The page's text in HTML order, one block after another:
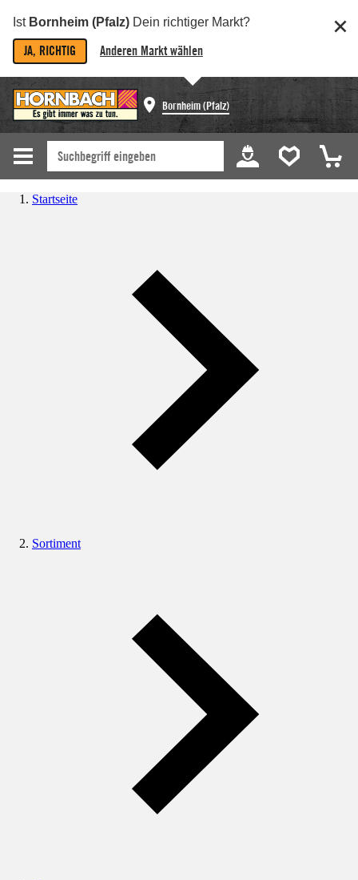
Ist Bornheim (Pfalz) Dein richtiger Markt?
JA, RICHTIG Anderen Markt wählen
Bornheim (Pfalz)
Startseite
Sortiment